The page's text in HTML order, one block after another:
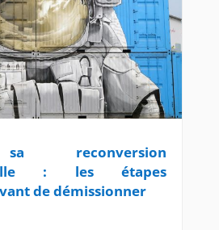
reconversion
: les étapes
de démissionner